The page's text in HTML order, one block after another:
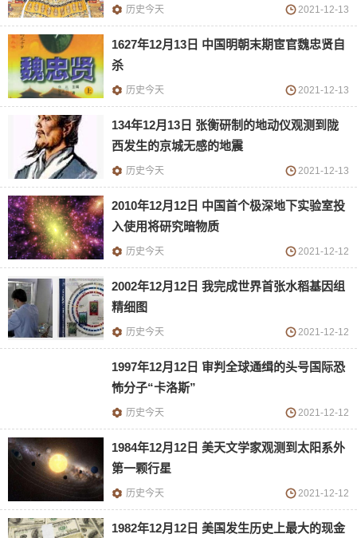
历史今天 2021-12-13
1627年12月13日 中国明朝末期宦官魏忠贤自
杀
历史今天 2021-12-13
134年12月13日 张衡研制的地动仪观测到陇
西发生的京城无感的地震
历史今天 2021-12-13
2010年12月12日 中国首个极深地下实验室投
入使用将研究暗物质
历史今天 2021-12-12
2002年12月12日 我完成世界首张水稻基因组
精细图
历史今天 2021-12-12
1997年12月12日 审判全球通缉的头号国际恐
怖分子“卡洛斯”
历史今天 2021-12-12
1984年12月12日 美天文学家观测到太阳系外
第一颗行星
历史今天 2021-12-12
1982年12月12日 美国发生历史上最大的现金